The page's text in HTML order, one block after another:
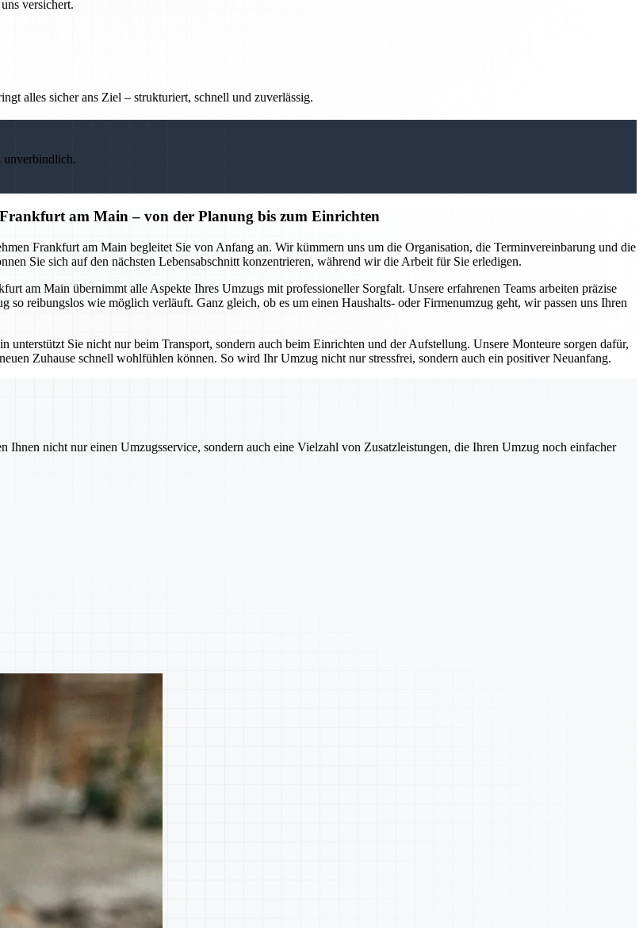
versichert.
alles sicher ans Ziel – strukturiert, schnell und zuverlässig.
unverbindlich.
am Main – von der Planung bis zum Einrichten
Frankfurt am Main begleitet Sie von Anfang an. Wir kümmern uns um die Organisation, die Terminvereinbarung und die
Sie sich auf den nächsten Lebensabschnitt konzentrieren, während wir die Arbeit für Sie erledigen.
am Main übernimmt alle Aspekte Ihres Umzugs mit professioneller Sorgfalt. Unsere erfahrenen Teams arbeiten präzise
so reibungslos wie möglich verläuft. Ganz gleich, ob es um einen Haushalts- oder Firmenumzug geht, wir passen uns Ihren
Sie nicht nur beim Transport, sondern auch beim Einrichten und der Aufstellung. Unsere Monteure sorgen dafür,
Zuhause schnell wohlfühlen können. So wird Ihr Umzug nicht nur stressfrei, sondern auch ein positiver Neuanfang.
nicht nur einen Umzugsservice, sondern auch eine Vielzahl von Zusatzleistungen, die Ihren Umzug noch einfacher